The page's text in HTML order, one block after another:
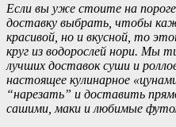
Если вы уже стоите на
доставку выбрать, чтобы
красивой, но и вкусной, то
круг из водорослей нори. Мы
лучших доставок суши и
настоящее кулинарное
“нарезать” и доставить
сашими, маки и любимые